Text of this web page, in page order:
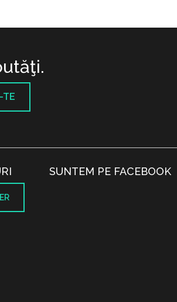
TE
SUNTEM PE FACEBOOK